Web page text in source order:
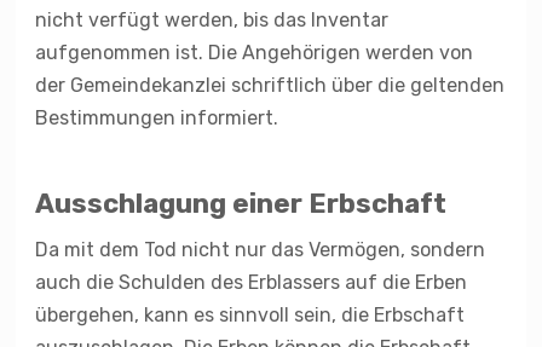
nicht verfügt werden, bis das Inventar
aufgenommen ist. Die Angehörigen werden von
der Gemeindekanzlei schriftlich über die geltenden
Bestimmungen informiert.
Ausschlagung einer Erbschaft
Da mit dem Tod nicht nur das Vermögen, sondern
auch die Schulden des Erblassers auf die Erben
übergehen, kann es sinnvoll sein, die Erbschaft